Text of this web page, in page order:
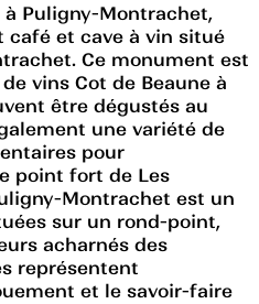
à Puligny-Montrachet,
café et cave à vin situé
Ce monument est
vins Cot de Beaune à
être dégustés au
une variété de
pour
point fort de Les
Montrachet est un
sur un rond-point,
acharnés des
représentent
et le savoir-faire